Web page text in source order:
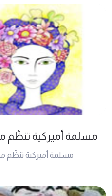
مسلمة أمیرکیة تنظّم
مسلمة أمیرکیة تنظّم